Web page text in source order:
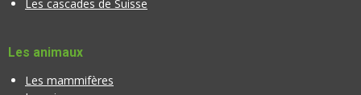
Les cascades de Suisse
Les animaux
Les mammifères